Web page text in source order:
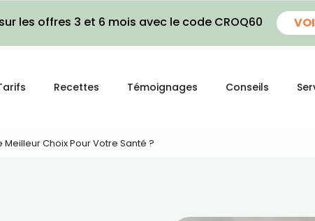
les offres 3 et 6 mois avec le code CROQ60
Recettes Témoignages Conseils
Meilleur Choix Pour Votre Santé ?